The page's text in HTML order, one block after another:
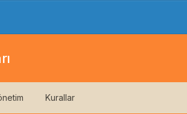
Kurallar